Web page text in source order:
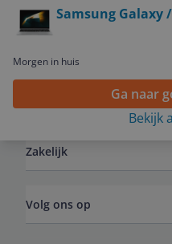
Samsung Galaxy
Morgen in huis
Ga naar
Bekijk
Zakelijk
Volg ons op